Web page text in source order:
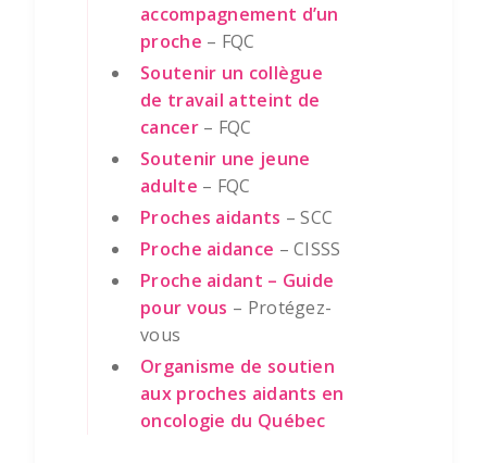
accompagnement d’un
proche – FQC
Soutenir un collègue
de travail atteint de
cancer– FQC
Soutenir une jeune
adulte – FQC
Proches aidants – SCC
Proche aidance – CISSS
Proche aidant – Guide
pour vous – Protégez-
vous
Organisme de soutien
aux proches aidants en
oncologie du Québec